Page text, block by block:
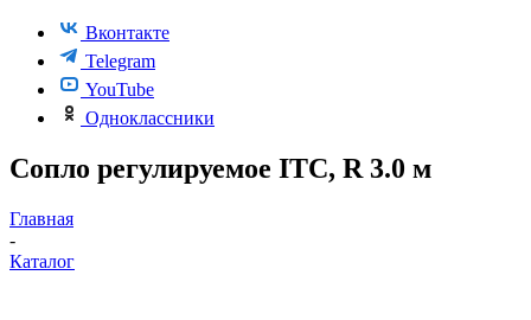
Вконтакте
Telegram
YouTube
Одноклассники
Сопло регулируемое ITC, R 3.0 м
Главная
-
Каталог